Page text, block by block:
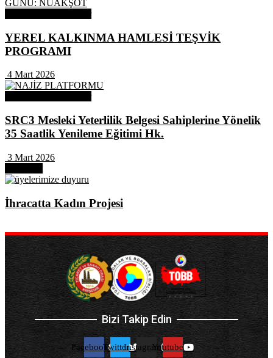
YEREL KALKINMA HAMLESİ TEŞVİK
PROGRAMI
4 Mart 2026
SRC3 Mesleki Yeterlilik Belgesi Sahiplerine Yönelik
35 Saatlik Yenileme Eğitimi Hk.
3 Mart 2026
İhracatta Kadın Projesi
Bizi Takip Edin
FacebookTwitterInstagramYoutube